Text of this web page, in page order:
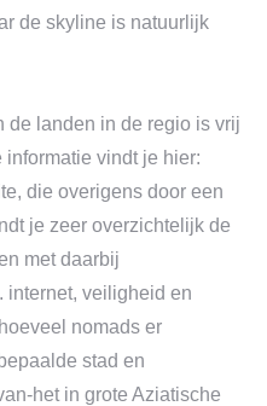
de skyline is natuurlijk
de landen in de regio is vrij
vindt je hier:
die overigens door een
je zeer overzichtelijk de
met daarbij
internet, veiligheid en
nomads er
stad en
het in grote Aziatische